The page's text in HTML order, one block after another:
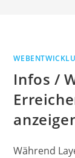
Infos /
Während